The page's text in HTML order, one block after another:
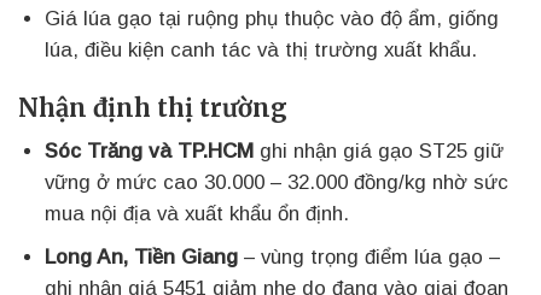
Giá lúa gạo tại ruộng phụ thuộc vào độ ẩm, giống
lúa, điều kiện canh tác và thị trường xuất khẩu.
Nhận định thị trường
Sóc Trăng và TP.HCM ghi nhận giá gạo ST25 giữ
vững ở mức cao 30.000 – 32.000 đồng/kg nhờ sức
mua nội địa và xuất khẩu ổn định.
Long An, Tiền Giang– vùng trọng điểm lúa gạo –
ghi nhận giá 5451 giảm nhẹ do đang vào giai đoạn